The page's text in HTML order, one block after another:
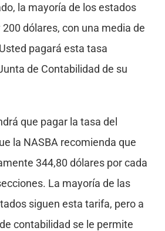
la mayoría de los estados
dólares, con una media de
pagará esta tasa
de Contabilidad de su
que pagar la tasa del
la NASBA recomienda que
344,80 dólares por cada
La mayoría de las
siguen esta tarifa, pero a
contabilidad se le permite